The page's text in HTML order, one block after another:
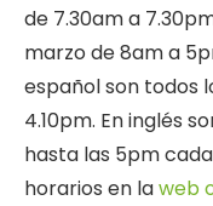
de 7.30am a
marzo de 8am a
español son todos
4.10pm. En inglés
hasta las 5pm
horarios en laweb